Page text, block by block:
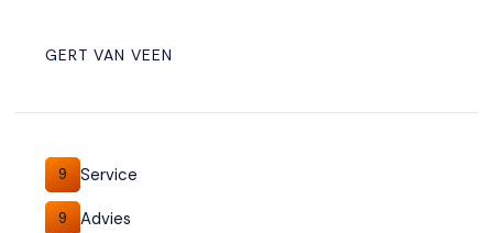
GERT VAN VEEN
9 Service
9 Advies